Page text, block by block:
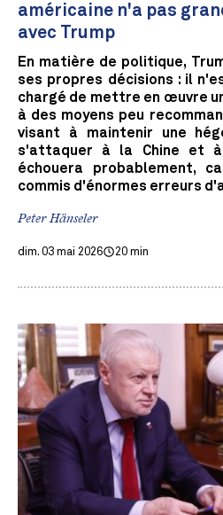
américaine n'a pas
avec Trump
En matière de politique,
ses propres décisions : il
chargé de mettre en œuvre
à des moyens peu
visant à maintenir une
s'attaquer à la Chine et
échouera probablement,
commis d'énormes erreurs
Peter Hänseler
dim. 03 mai 2026 20 min